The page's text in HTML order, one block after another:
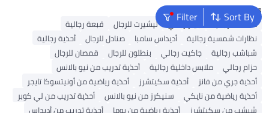
Sort By
FilterPopular Searches
محفظة رجالية جينز رجالي تيشيرت للرجال
قبعة رجالية
نظارات شمسية رجالية
أديداس سامبا صنادل للرجال
أحذية رجالية
شباشب رجالية
جاكيت رجالي بنطلون للرجال
قمصان للرجال
حزام رجالي
ملابس داخلية رجالية
أحذية تدريب من نيو بالانس
أحذية جري من فانز
أحذية سكيتشرز
أحذية رياضية من أونيتسوكا تايجر
أحذية رياضية من نايكي
سنيكرز من نيو بالانس
أحذية تدريب من لي كوبر
شبشب من سكيتشرز
أحذية رياضية من بوما
أحذية تدريب من أديداس